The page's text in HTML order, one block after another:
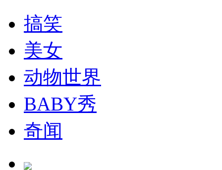
纽约上演“枕头大战”
司机酒驾遇交警 急速倒车逃窜
搞笑
美女
动物世界
BABY秀
奇闻